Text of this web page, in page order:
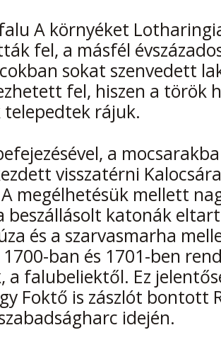
A környéket
fel, a másfél
sokat szenvedett
fel, hiszen a török
telepedtek rájuk.
a
visszatérni
megélhetésük mellett
beszállásolt katonák
és a szarvasmarha
ban és 1701-ben
a falubeliektől. Ez
Foktő is zászlót bontott
idején.